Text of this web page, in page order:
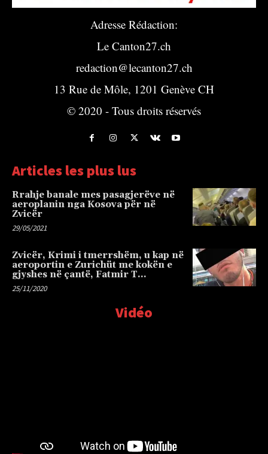
Adresse Rédaction:
Le Canton27.ch
redaction@lecanton27.ch
13 Rue de Môle, 1201 Genève CH
© 2020 - Tous droits réservés
Articles les plus lus
Rrahje banale mes pasagjerëve në
aeroplanin nga Kosova për në
Zvicër
29/05/2021
Zvicër, Krimi i tmerrshëm, u kap në
aeroportin e Zurichüt me kokën e
gjyshes në çantë, Fatmir T…
25/11/2020
Vidéo